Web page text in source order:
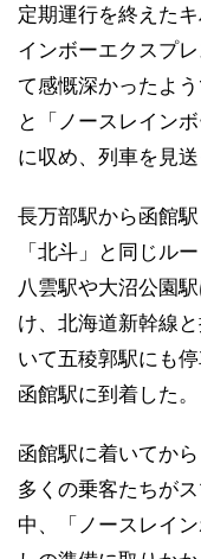
定期運行を終えた
インボーエクスプ
て感慨深かったよ
と「ノースレイン
に収め、列車を見送
長万部駅から函館
「北斗」と同じル
八雲駅や大沼公園
け、北海道新幹線
いて五稜郭駅にも
函館駅に到着した。
函館駅に着いてか
多くの乗客たちが
中、「ノースレイ